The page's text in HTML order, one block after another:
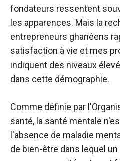
fondateurs ressentent
les apparences. Mais la
entrepreneurs ghanéens
satisfaction à vie et mes
indiquent des niveaux
dans cette démographie.
Comme définie par
santé, la santé mentale
l'absence de maladie
de bien-être dans lequel